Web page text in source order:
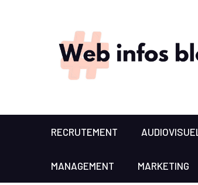
RECRUTEMENT AUDIOVISUEL
MANAGEMENT MARKETING